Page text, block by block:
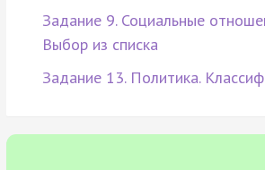
Задание 9. Социальные
Выбор из списка
Задание 13. Политика.